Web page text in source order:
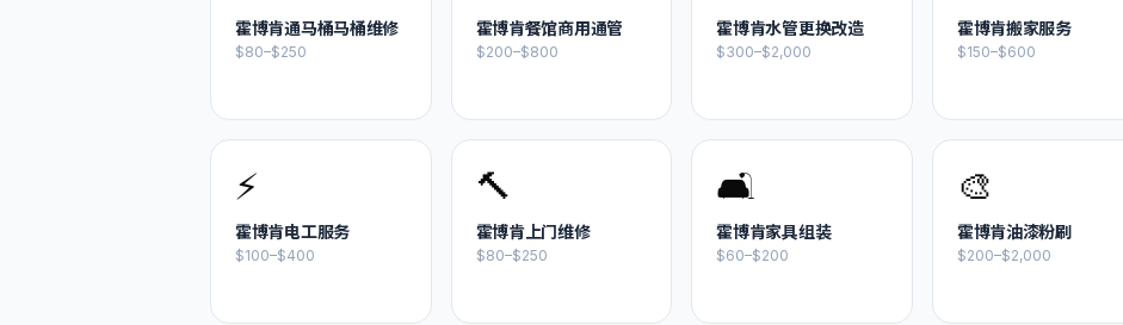
霍博肯通马桶马桶维修
$80–$250
霍博肯餐馆商用通管
$200–$800
霍博肯水管更换改造
$300–$2,000
霍博肯搬家服务
$150–$600
⚡
霍博肯电工服务
$100–$400
🔨
霍博肯上门维修
$80–$250
🛋️
霍博肯家具组装
$60–$200
🎨
霍博肯油漆粉刷
$200–$2,000